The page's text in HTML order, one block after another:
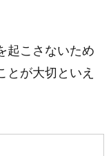
起こさないため
とが大切といえ